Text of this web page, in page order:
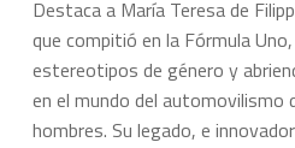
Destaca a María Teresa de
que compitió en la Fórmula
estereotipos de género y
en el mundo del automovilismo
hombres. Su legado, e